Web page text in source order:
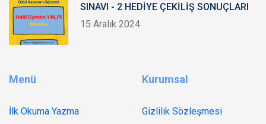
SINAVI - 2 HEDİYE ÇEKİLİŞ SONUÇLARI
15 Aralık 2024
Menü
İlk Okuma Yazma
Kurumsal
Gizlilik Sözleşmesi